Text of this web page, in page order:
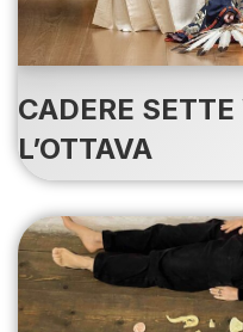
CADERE
L’OTTAVA